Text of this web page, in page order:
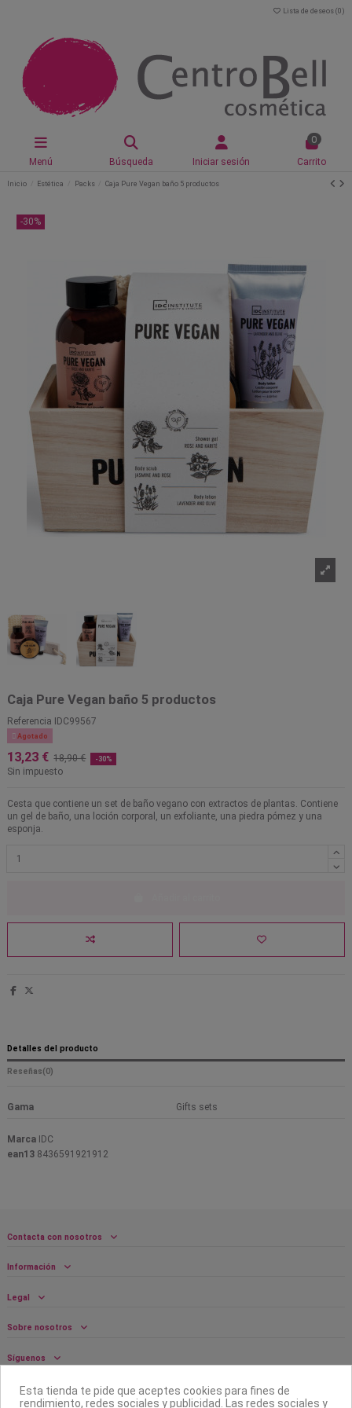
Lista de deseos (0 )
Menú Búsqueda Iniciar sesión
0
Carrito
Inicio Estética Packs Caja Pure Vegan baño 5 productos
-30%
Caja Pure Vegan baño 5 productos
Referencia IDC99567
 Agotado
13,23 € 18,90 € -30%
Sin impuesto
Cesta que contiene un set de baño vegano con extractos de plantas. Contiene
un gel de baño, una loción corporal, un exfoliante, una piedra pómez y una
esponja.
Detalles del producto
Reseñas(0)
Gama Gifts sets
Marca IDC
ean13 8436591921912
Contacta con nosotros
Información
Legal
Sobre nosotros
Síguenos
Boletín
Esta tienda te pide que aceptes cookies para fines de
rendimiento, redes sociales y publicidad. Las redes sociales y